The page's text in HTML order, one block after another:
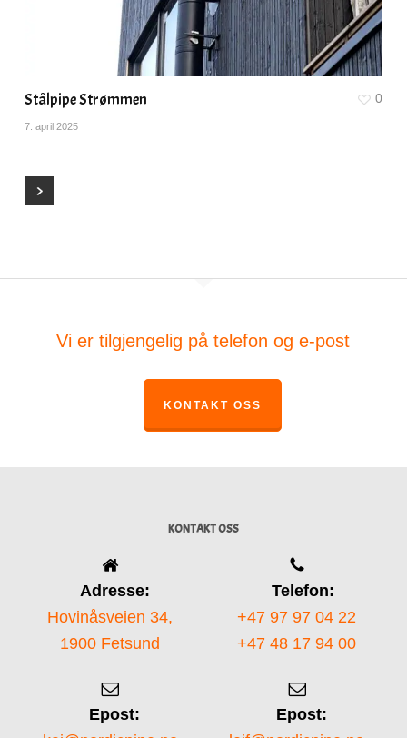
Stålpipe Strømmen
7. april 2025
0
Vi er tilgjengelig på telefon og e-post
KONTAKT OSS
KONTAKT OSS
Adresse:
Hovinåsveien 34,
1900 Fetsund
Telefon:
+47 97 97 04 22
+47 48 17 94 00
Epost:
Epost: